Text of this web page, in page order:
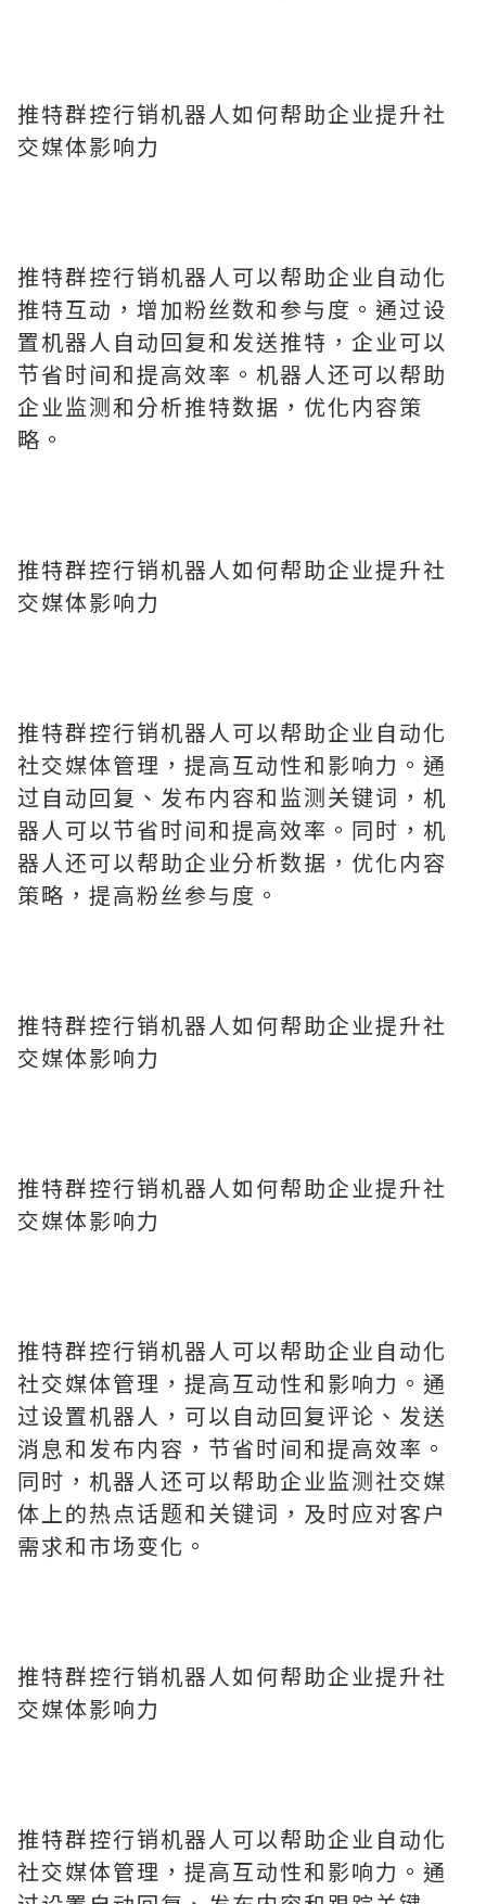
推特群控行销机器人如何帮助企业提升社
交媒体影响力
推特群控行销机器人可以帮助企业自动化
推特互动，增加粉丝数和参与度。通过设
置机器人自动回复和发送推特，企业可以
节省时间和提高效率。机器人还可以帮助
企业监测和分析推特数据，优化内容策
略。
推特群控行销机器人如何帮助企业提升社
交媒体影响力
推特群控行销机器人可以帮助企业自动化
社交媒体管理，提高互动性和影响力。通
过自动回复、发布内容和监测关键词，机
器人可以节省时间和提高效率。同时，机
器人还可以帮助企业分析数据，优化内容
策略，提高粉丝参与度。
推特群控行销机器人如何帮助企业提升社
交媒体影响力
推特群控行销机器人如何帮助企业提升社
交媒体影响力
推特群控行销机器人可以帮助企业自动化
社交媒体管理，提高互动性和影响力。通
过设置机器人，可以自动回复评论、发送
消息和发布内容，节省时间和提高效率。
同时，机器人还可以帮助企业监测社交媒
体上的热点话题和关键词，及时应对客户
需求和市场变化。
推特群控行销机器人如何帮助企业提升社
交媒体影响力
推特群控行销机器人可以帮助企业自动化
社交媒体管理，提高互动性和影响力。通